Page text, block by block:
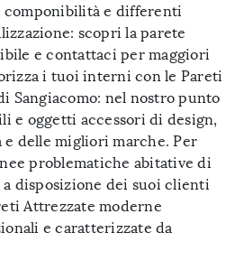
e differenti
scopri la parete
e contattaci per maggiori
i tuoi interni con le Pareti
Sangiacomo: nel nostro punto
e oggetti accessori di design,
delle migliori marche. Per
problematiche abitative di
disposizione dei suoi clienti
Attrezzate moderne
e caratterizzate da